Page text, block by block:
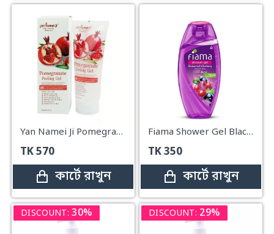
Yan Namei Ji Pomegranate Peeling Gel - 320ml
TK570
কার্টে রাখুন
Fiama Shower Gel Black Currant & Bearberry - 250ml
TK350
কার্টে রাখুন
DISCOUNT: 30% DISCOUNT: 29%